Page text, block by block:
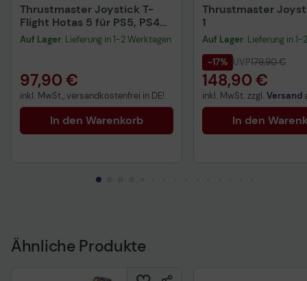
Thrustmaster Joystick T-
Flight Hotas 5 für PS5, PS4
und PC
Auf Lager: Lieferung in 1-2 Werktagen
97,90 €
inkl. MwSt., versandkostenfrei in DE!
In den Warenkorb
Thrustmaster
1
Auf Lager: Lieferung in
-17% UVP179,90 €
148,90 €
inkl. MwSt. zzgl. Versand
In den
Ähnliche Produkte